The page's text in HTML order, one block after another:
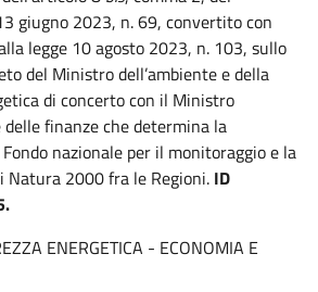
giugno 2023, n. 69, convertito con
legge 10 agosto 2023, n. 103, sullo
del Ministro dell’ambiente e della
di concerto con il Ministro
delle finanze che determina la
nazionale per il monitoraggio e la
Natura 2000 fra le Regioni. ID
ENERGETICA - ECONOMIA E